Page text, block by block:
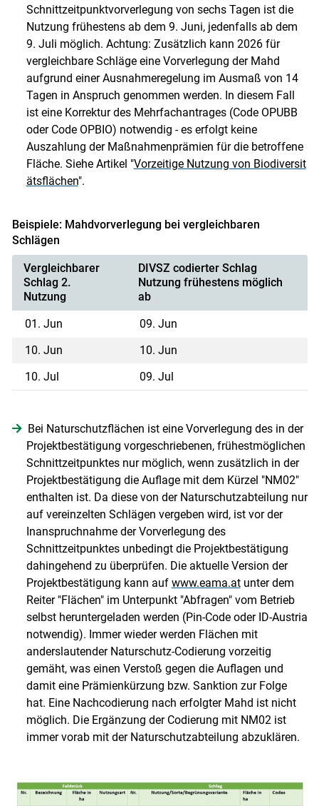
Skip to main content
Schnittzeitpunktvorverlegung von sechs Tagen ist die
Nutzung frühestens ab dem 9. Juni, jedenfalls ab dem
9. Juli möglich. Achtung: Zusätzlich kann 2026 für
vergleichbare Schläge eine Vorverlegung der Mahd
aufgrund einer Ausnahmeregelung im Ausmaß von 14
Tagen in Anspruch genommen werden. In diesem Fall
ist eine Korrektur des Mehrfachantrages (Code OPUBB
oder Code OPBIO) notwendig - es erfolgt keine
Auszahlung der Maßnahmenprämien für die betroffene
Fläche. Siehe Artikel "Vorzeitige Nutzung von Biodiversit
ätsflächen".
Beispiele: Mahdvorverlegung bei vergleichbaren
Schlägen
Vergleichbarer
Schlag 2.
Nutzung
DIVSZ codierter Schlag
Nutzung frühestens möglich
ab
01. Jun
09. Jun
10. Jun
10. Jun
10. Jul
09. Jul
Bei Naturschutzflächen ist eine Vorverlegung des in der
Projektbestätigung vorgeschriebenen, frühestmöglichen
Schnittzeitpunktes nur möglich, wenn zusätzlich in der
Projektbestätigung die Auflage mit dem Kürzel "NM02"
enthalten ist. Da diese von der Naturschutzabteilung nur
auf vereinzelten Schlägen vergeben wird, ist vor der
Inanspruchnahme der Vorverlegung des
Schnittzeitpunktes unbedingt die Projektbestätigung
dahingehend zu überprüfen. Die aktuelle Version der
Projektbestätigung kann auf www.eama.atunter dem
Reiter "Flächen" im Unterpunkt "Abfragen" vom Betrieb
selbst heruntergeladen werden (Pin-Code oder ID-Austria
notwendig). Immer wieder werden Flächen mit
anderslautender Naturschutz-Codierung vorzeitig
gemäht, was einen Verstoß gegen die Auflagen und
damit eine Prämienkürzung bzw. Sanktion zur Folge
hat. Eine Nachcodierung nach erfolgter Mahd ist nicht
möglich. Die Ergänzung der Codierung mit NM02 ist
immer vorab mit der Naturschutzabteilung abzuklären.